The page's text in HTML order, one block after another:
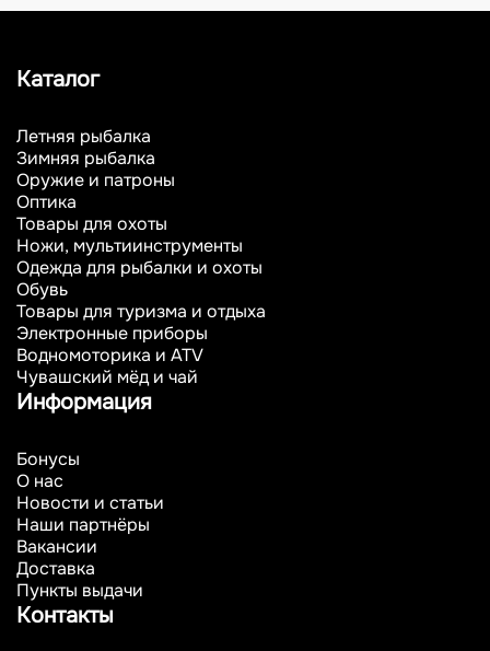
Каталог
Летняя рыбалка
Зимняя рыбалка
Оружие и патроны
Оптика
Товары для охоты
Ножи, мультиинструменты
Одежда для рыбалки и охоты
Обувь
Товары для туризма и отдыха
Электронные приборы
Водномоторика и ATV
Чувашский мёд и чай
Информация
Бонусы
О нас
Новости и статьи
Наши партнёры
Вакансии
Доставка
Пункты выдачи
Контакты